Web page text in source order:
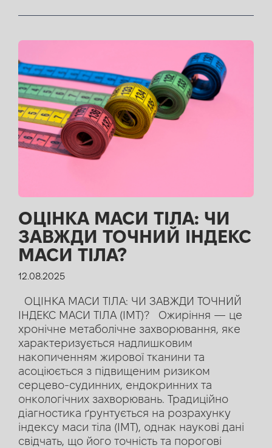
ОЦІНКА МАСИ ТІЛА: ЧИ
ЗАВЖДИ ТОЧНИЙ ІНДЕКС
МАСИ ТІЛА?
12.08.2025
ОЦІНКА МАСИ ТІЛА: ЧИ ЗАВЖДИ ТОЧНИЙ
ІНДЕКС МАСИ ТІЛА (IМТ)? Ожиріння — це
хронічне метаболічне захворювання, яке
характеризується надлишковим
накопиченням жирової тканини та
асоціюється з підвищеним ризиком
серцево-судинних, ендокринних та
онкологічних захворювань. Традиційно
діагностика ґрунтується на розрахунку
індексу маси тіла (ІМТ), однак наукові дані
свідчать, що його точність та порогові